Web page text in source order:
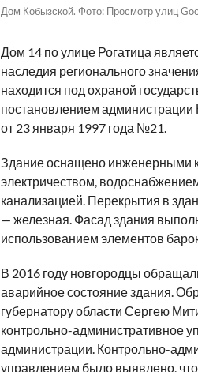
Дом Кобызской. Фото: Просмотр улиц
Дом 14 поулице Рогатица
наследия регионального
находится под охраной
постановлением администрации
от 23 января 1997 года №21.
Здание оснащено инженерными
электричеством,
канализацией. Перекрытия в
— железная. Фасад здания
использованием элементов
В 2016 году новгородцы
аварийное состояние здания.
губернатору области Сергею
контрольно-административное
администрации. Контрольно-
управлением было выявлено,